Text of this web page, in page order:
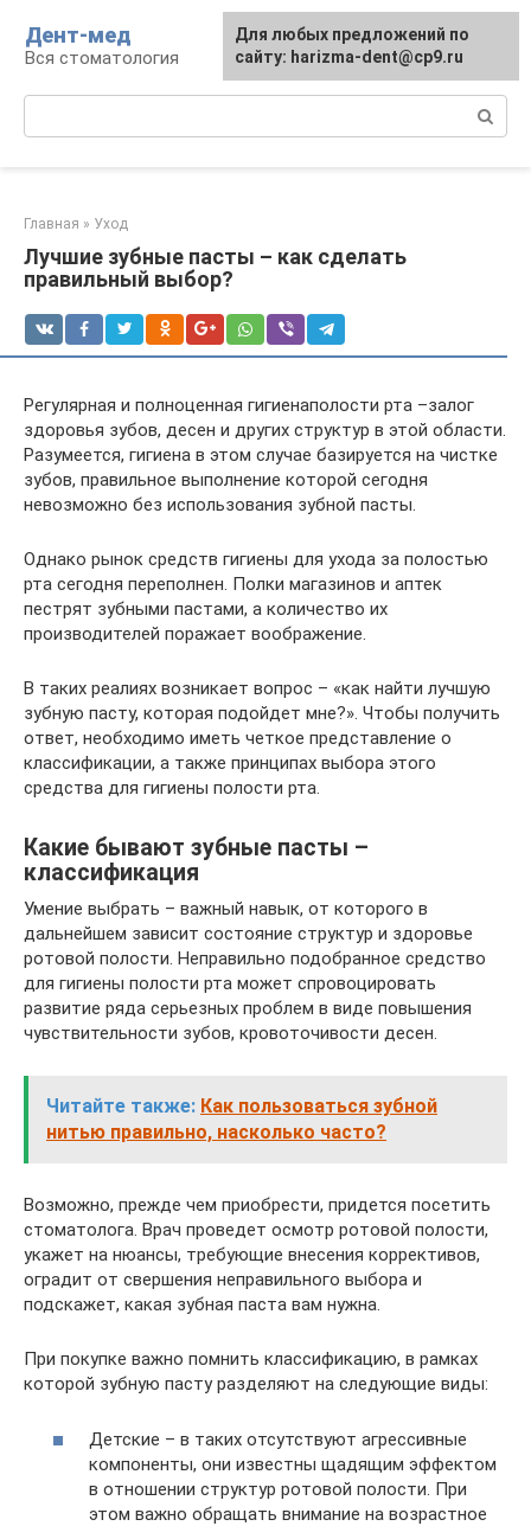
контенту
Дент-мед
Вся стоматология
Главная » Уход
Лучшие зубные пасты – как сделать
правильный выбор?
Регулярная и полноценная гигиенаполости рта –залог
здоровья зубов, десен и других структур в этой области.
Разумеется, гигиена в этом случае базируется на чистке
зубов, правильное выполнение которой сегодня
невозможно без использования зубной пасты.
Однако рынок средств гигиены для ухода за полостью
рта сегодня переполнен. Полки магазинов и аптек
пестрят зубными пастами, а количество их
производителей поражает воображение.
В таких реалиях возникает вопрос – «как найти лучшую
зубную пасту, которая подойдет мне?». Чтобы получить
ответ, необходимо иметь четкое представление о
классификации, а также принципах выбора этого
средства для гигиены полости рта.
Какие бывают зубные пасты –
классификация
Умение выбрать – важный навык, от которого в
дальнейшем зависит состояние структур и здоровье
ротовой полости. Неправильно подобранное средство
для гигиены полости рта может спровоцировать
развитие ряда серьезных проблем в виде повышения
чувствительности зубов, кровоточивости десен.
Читайте также: Как пользоваться зубной
нитью правильно, насколько часто?
Возможно, прежде чем приобрести, придется посетить
стоматолога. Врач проведет осмотр ротовой полости,
укажет на нюансы, требующие внесения коррективов,
оградит от свершения неправильного выбора и
подскажет, какая зубная паста вам нужна.
При покупке важно помнить классификацию, в рамках
которой зубную пасту разделяют на следующие виды:
Детские – в таких отсутствуют агрессивные
компоненты, они известны щадящим эффектом
в отношении структур ротовой полости. При
этом важно обращать внимание на возрастное
Для любых предложений по
сайту: harizma-dent@cp9.ru